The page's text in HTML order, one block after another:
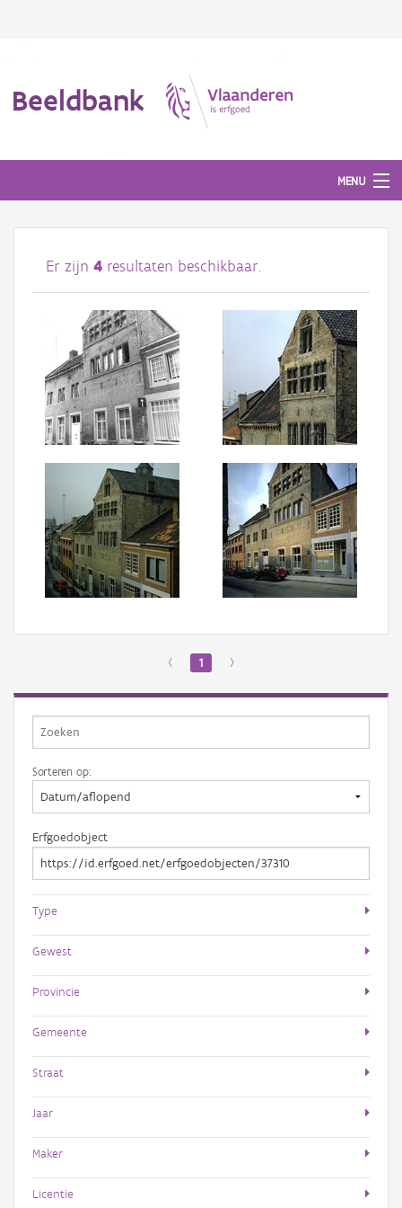
Beeldbank
MENU
Afbeeldingen
#BeeldIndeKijker
Over ons
Aanmelden
Er zijn 4 resultaten beschikbaar.
‹ 1 ›
Sorteren op:
Erfgoedobject
Type
Gewest
Provincie
Gemeente
Straat
Jaar
Maker
Licentie